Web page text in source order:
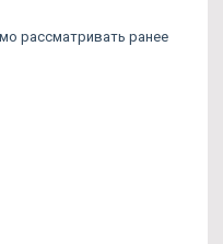
рассматривать ранее